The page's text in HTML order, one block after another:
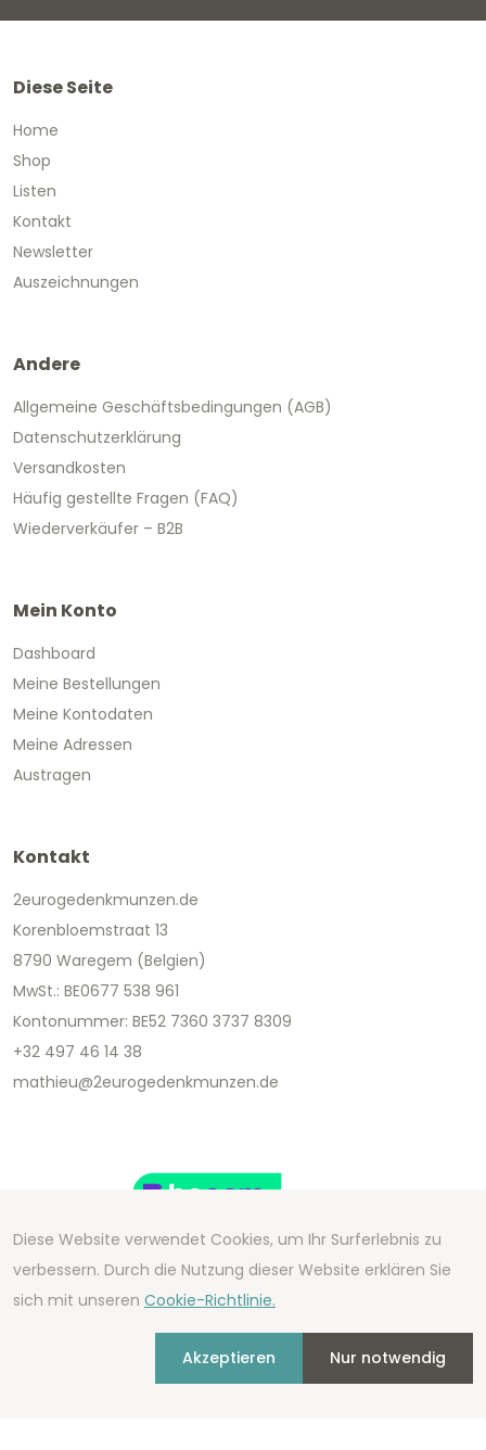
Diese Seite
Home
Shop
Listen
Kontakt
Newsletter
Auszeichnungen
Andere
Allgemeine Geschäftsbedingungen (AGB)
Datenschutzerklärung
Versandkosten
Häufig gestellte Fragen (FAQ)
Wiederverkäufer – B2B
Mein Konto
Dashboard
Meine Bestellungen
Meine Kontodaten
Meine Adressen
Austragen
Kontakt
2eurogedenkmunzen.de
Korenbloemstraat 13
8790 Waregem (Belgien)
MwSt.: BE0677 538 961
Kontonummer: BE52 7360 3737 8309
+32 497 46 14 38
mathieu@2eurogedenkmunzen.de
Copyright 2026 We Can Do Better Online BV
2eurogedenkmunzen.de
Diese Website verwendet Cookies, um Ihr Surferlebnis zu
verbessern. Durch die Nutzung dieser Website erklären Sie
sich mit unseren Cookie-Richtlinie.
Akzeptieren Nur notwendig